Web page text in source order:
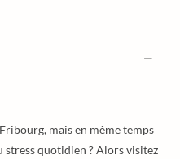
mais en même temps
quotidien ? Alors visitez